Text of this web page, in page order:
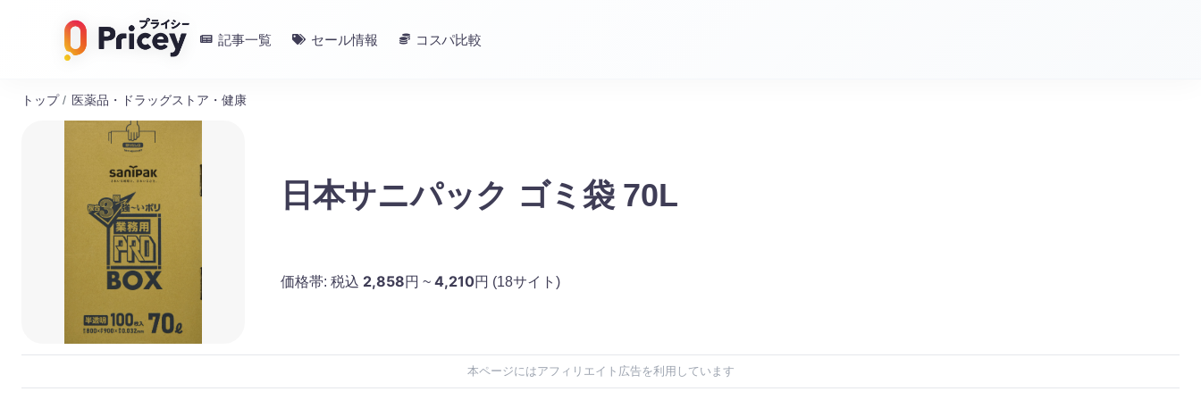
記事一覧 セール情報 コスパ比較
トップ / 医薬品・ドラッグストア・健康
日本サニパック ゴミ袋 70L
価格帯: 税込 2,858円 ~ 4,210円 (18サイト)
本ページにはアフィリエイト広告を利用しています